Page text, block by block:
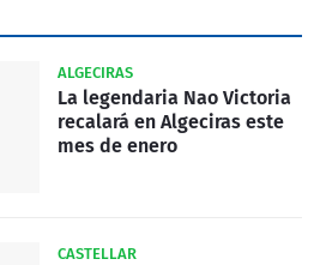
ALGECIRAS
La legendaria Nao Victoria
recalará en Algeciras este
mes de enero
CASTELLAR